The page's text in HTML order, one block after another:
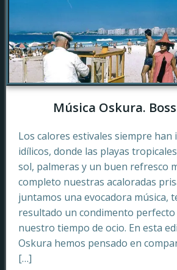
Música Oskura.
Los calores estivales siempre
idílicos, donde las playas
sol, palmeras y un buen refresco
completo nuestras acaloradas
juntamos una evocadora música,
resultado un condimento
nuestro tiempo de ocio. En esta
Oskura hemos pensado en
[…]